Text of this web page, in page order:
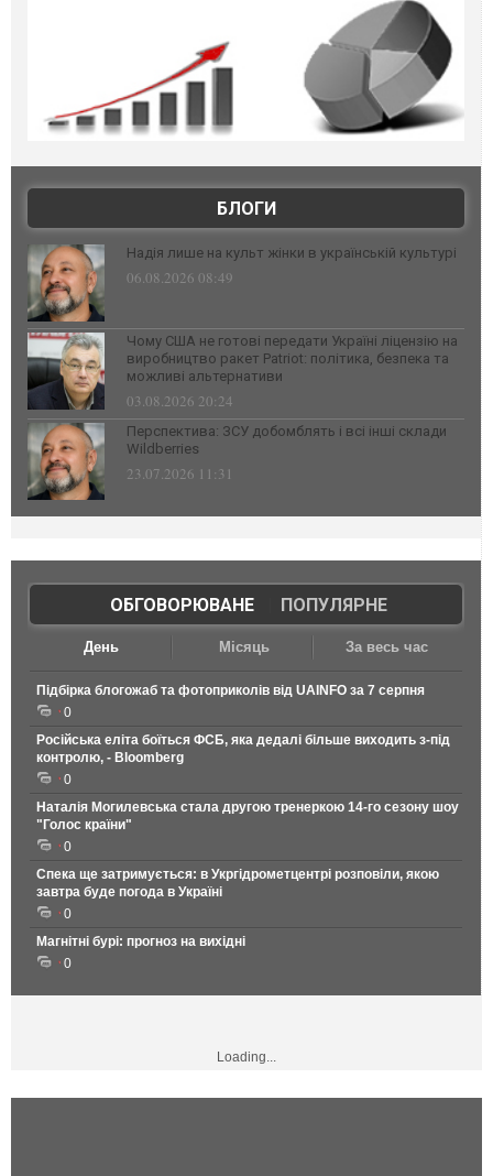
БЛОГИ
Надія лише на культ жінки в українській культурі
06.08.2026 08:49
Чому США не готові передати Україні ліцензію на
виробництво ракет Patriot: політика, безпека та
можливі альтернативи
03.08.2026 20:24
Перспектива: ЗСУ добомблять і всі інші склади
Wildberries
23.07.2026 11:31
ОБГОВОРЮВАНЕ| ПОПУЛЯРНЕ
День Місяць За весь час
Підбірка блогожаб та фотоприколів від UAINFO за 7 серпня
0
Російська еліта боїться ФСБ, яка дедалі більше виходить з-під
контролю, - Bloomberg
0
Наталія Могилевська стала другою тренеркою 14-го сезону шоу
"Голос країни"
0
Спека ще затримується: в Укргідрометцентрі розповіли, якою
завтра буде погода в Україні
0
Магнітні бурі: прогноз на вихідні
0
Loading...